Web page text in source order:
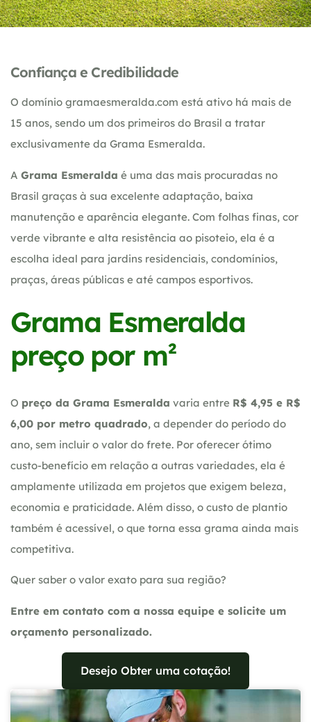
Confiança e Credibilidade
O domínio gramaesmeralda.com está ativo há mais de
15 anos, sendo um dos primeiros do Brasil a tratar
exclusivamente da Grama Esmeralda.
A Grama Esmeralda é uma das mais procuradas no
Brasil graças à sua excelente adaptação, baixa
manutenção e aparência elegante. Com folhas finas, cor
verde vibrante e alta resistência ao pisoteio, ela é a
escolha ideal para jardins residenciais, condomínios,
praças, áreas públicas e até campos esportivos.
Grama Esmeralda
preço por m²
O preço da Grama Esmeralda varia entre R$ 4,95 e R$
6,00 por metro quadrado, a depender do período do
ano, sem incluir o valor do frete. Por oferecer ótimo
custo-benefício em relação a outras variedades, ela é
amplamente utilizada em projetos que exigem beleza,
economia e praticidade. Além disso, o custo de plantio
também é acessível, o que torna essa grama ainda mais
competitiva.
Quer saber o valor exato para sua região?
Entre em contato com a nossa equipe e solicite um
orçamento personalizado.
Desejo Obter uma cotação!